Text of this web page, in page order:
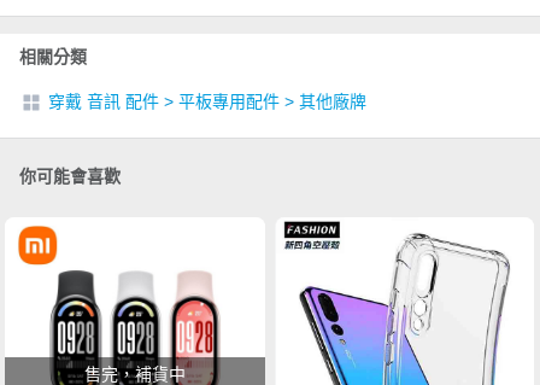
相關分類
穿戴 音訊 配件 > 平板專用配件 > 其他廠牌
你可能會喜歡
售完，補貨中